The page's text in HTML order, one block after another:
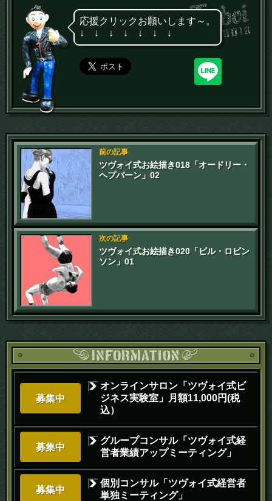
応援クリックお願いします～。
↓ ↓ ↓ ↓ ↓ ↓ ↓
前の記事
ツヴォイ式お絵描き018「オードリー・
ヘプバーン」02
次の記事
ツヴォイ式お絵描き020「ビル・ロビン
ソン」01
募集中
オンラインサロン「ツヴォイ式ビ
ジネス実験室」月額11,000円(税
込）
募集中
グループコンサル「ツヴォイ式経
営者業績アップミーティング」
募集中
個別コンサル「ツヴォイ式経営者
単独ミーティング」